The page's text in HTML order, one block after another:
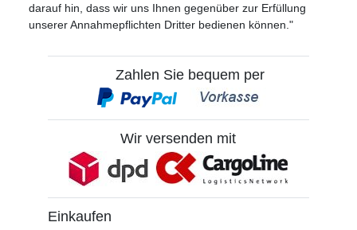
darauf hin, dass wir uns Ihnen gegenüber zur Erfüllung
unserer Annahmepflichten Dritter bedienen können."
Zahlen Sie bequem per
Wir versenden mit
Einkaufen